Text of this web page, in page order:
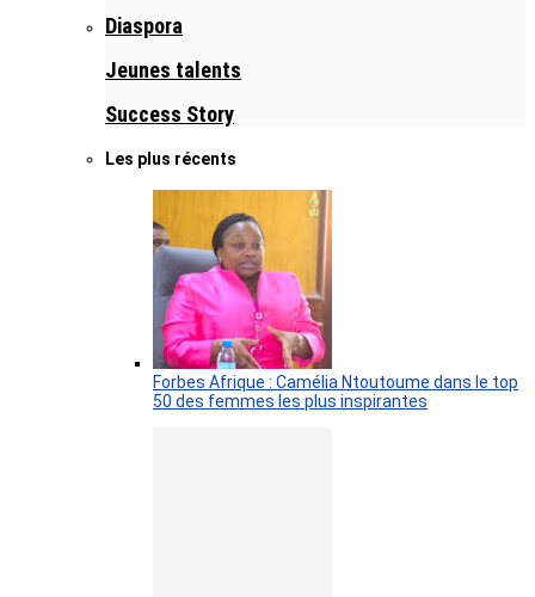
Diaspora
Jeunes talents
Success Story
Les plus récents
Forbes Afrique : Camélia Ntoutoume dans le top
50 des femmes les plus inspirantes